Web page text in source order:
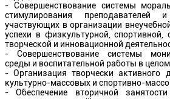
- Совершенствование системы
стимулирования преподавателей
участвующих в организации
успехи в физкультурной, спортивной,
творческой и инновационной
- Совершенствование системы
среды и воспитательной работы в
- Организация творчески активного
культурно-массовых и спортивно-
- Обеспечение вторичной занятости